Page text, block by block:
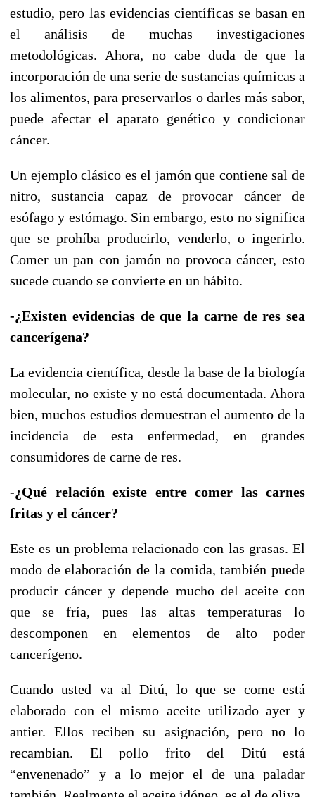
estudio, pero las evidencias científicas se basan en
el análisis de muchas investigaciones
metodológicas. Ahora, no cabe duda de que la
incorporación de una serie de sustancias químicas a
los alimentos, para preservarlos o darles más sabor,
puede afectar el aparato genético y condicionar
cáncer.
Un ejemplo clásico es el jamón que contiene sal de
nitro, sustancia capaz de provocar cáncer de
esófago y estómago. Sin embargo, esto no significa
que se prohíba producirlo, venderlo, o ingerirlo.
Comer un pan con jamón no provoca cáncer, esto
sucede cuando se convierte en un hábito.
-¿Existen evidencias de que la carne de res sea
cancerígena?
La evidencia científica, desde la base de la biología
molecular, no existe y no está documentada. Ahora
bien, muchos estudios demuestran el aumento de la
incidencia de esta enfermedad, en grandes
consumidores de carne de res.
-¿Qué relación existe entre comer las carnes
fritas y el cáncer?
Este es un problema relacionado con las grasas. El
modo de elaboración de la comida, también puede
producir cáncer y depende mucho del aceite con
que se fría, pues las altas temperaturas lo
descomponen en elementos de alto poder
cancerígeno.
Cuando usted va al Ditú, lo que se come está
elaborado con el mismo aceite utilizado ayer y
antier. Ellos reciben su asignación, pero no lo
recambian. El pollo frito del Ditú está
“envenenado” y a lo mejor el de una paladar